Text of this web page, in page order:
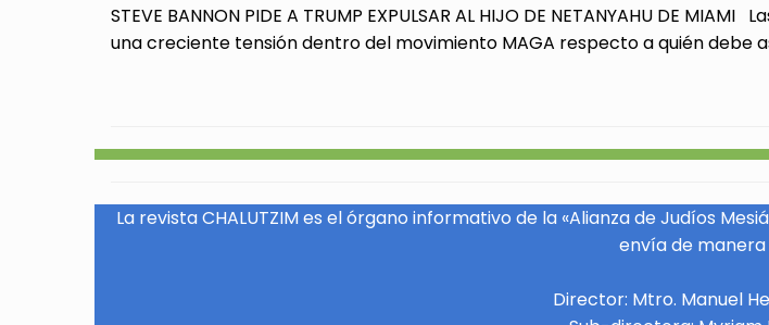
STEVE BANNON PIDE A TRUMP EXPULSAR AL HIJO DE NETANYAHU DE
una creciente tensión dentro del movimiento MAGA respecto a quién debe
La revista CHALUTZIM es el órgano informativo de la «Alianza de Judíos
envía de
Director: Mtro. Manuel